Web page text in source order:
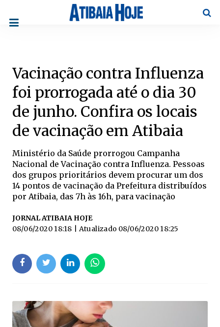
Vacinação contra Influenza
foi prorrogada até o dia 30
de junho. Confira os locais
de vacinação em Atibaia
Ministério da Saúde prorrogou Campanha
Nacional de Vacinação contra Influenza. Pessoas
dos grupos prioritários devem procurar um dos
14 pontos de vacinação da Prefeitura distribuídos
por Atibaia, das 7h às 16h, para vacinação
JORNAL ATIBAIA HOJE
08/06/2020 18:18
| Atualizado 08/06/2020 18:25